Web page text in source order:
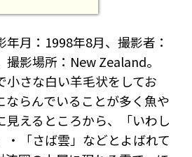
月：1998年8月、撮影者：
影場所：New Zealand。
小さな白い羊毛状をしてお
ならんでいることが多く魚や
見えるところから、「いわし
・「さば雲」などとよばれて